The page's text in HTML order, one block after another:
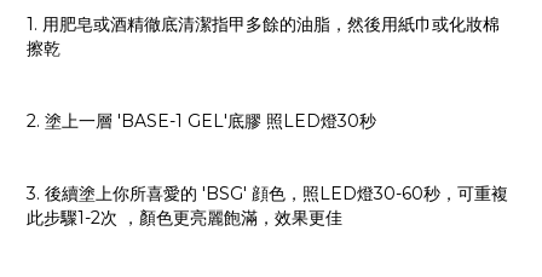
1. 用肥皂或酒精徹底清潔指甲多餘的油脂，然後用紙巾或化妝棉
擦乾
2. 塗上一層 'BASE-1 GEL'底膠 照LED燈30秒
3. 後續塗上你所喜愛的 'BSG' 顔色，照LED燈30-60秒，可重複
此步驟1-2次 ，顏色更亮麗飽滿，效果更佳